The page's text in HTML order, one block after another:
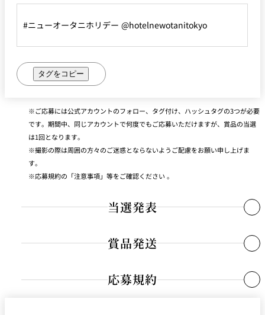
#ニューオータニホリデー @hotelnewotanitokyo
タグをコピー
ご応募には公式アカウントのフォロー、タグ付け、ハッシュタグの3つが必要
です。期間中、同じアカウントで何度でもご応募いただけますが、賞品の当選
は1回となります。
撮影の際は周囲の方々のご迷惑とならないようご配慮をお願い申し上げま
す。
応募規約の「注意事項」等をご確認ください 。
当選発表
応募締め切り後選考の上、2023年1月下旬に、ホテルニューオータニ
Instagramへダイレクトメッセージにてご連絡いたします。また、ホ
賞品発送
当選通知受信後、ご連絡先、商品お届け先等の必要事項を指定の方
応募規約